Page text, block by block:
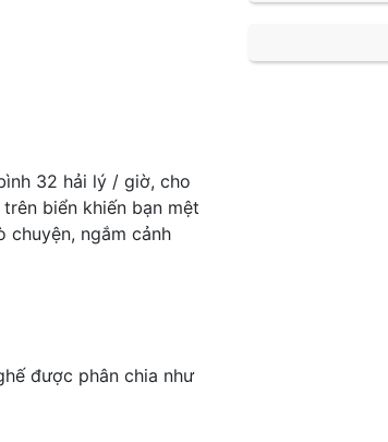
32 hải lý / giờ, cho
biển khiến bạn mệt
ngắm cảnh
được phân chia như